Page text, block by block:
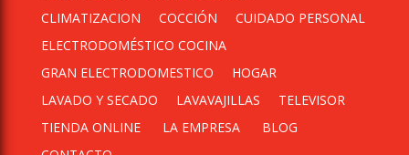
CLIMATIZACION
COCCIÓN
CUIDADO PERSONAL
ELECTRODOMÉSTICO COCINA
GRAN ELECTRODOMESTICO
HOGAR
LAVADO Y SECADO
LAVAVAJILLAS
TELEVISOR
TIENDA ONLINE
LA EMPRESA
BLOG